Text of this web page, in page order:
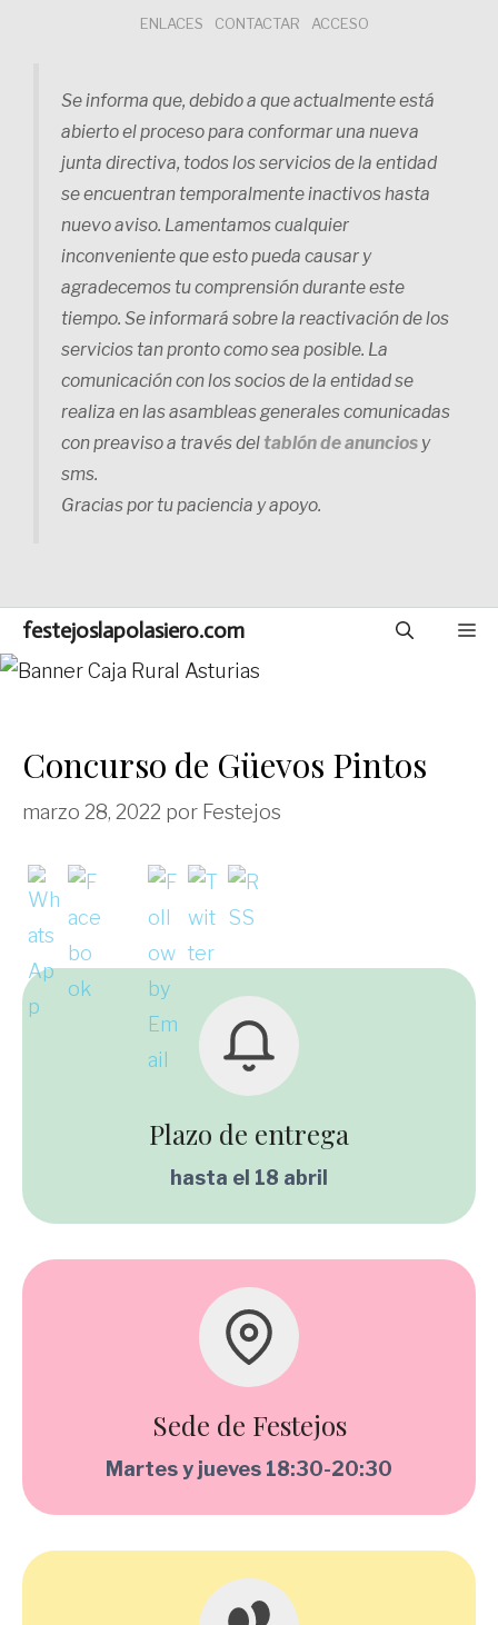
ENLACES CONTACTAR ACCESO
Se informa que, debido a que actualmente está
abierto el proceso para conformar una nueva
junta directiva, todos los servicios de la entidad
se encuentran temporalmente inactivos hasta
nuevo aviso. Lamentamos cualquier
inconveniente que esto pueda causar y
agradecemos tu comprensión durante este
tiempo. Se informará sobre la reactivación de los
servicios tan pronto como sea posible. La
comunicación con los socios de la entidad se
realiza en las asambleas generales comunicadas
con preaviso a través del tablón de anuncios y
sms.
Gracias por tu paciencia y apoyo.
festejoslapolasiero.com
Concurso de Güevos Pintos
marzo 28, 2022 por Festejos
Plazo de entrega
hasta el 18 abril
Sede de Festejos
Martes y jueves 18:30-20:30